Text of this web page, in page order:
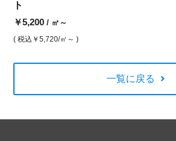
ト
￥5,200/ ㎡～
( 税込 ￥5,720/㎡～ )
一覧に戻る